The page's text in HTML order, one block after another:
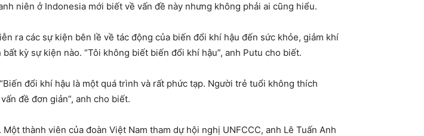
niên ở Indonesia mới biết về vấn đề này nhưng không phải ai cũng hiểu.
ra các sự kiện bên lề về tác động của biến đổi khí hậu đến sức khỏe, giảm khí
kỳ sự kiện nào. “Tôi không biết biến đổi khí hậu”, anh Putu cho biết.
đổi khí hậu là một quá trình và rất phức tạp. Người trẻ tuổi không thích
đề đơn giản”, anh cho biết.
thành viên của đoàn Việt Nam tham dự hội nghị UNFCCC, anh Lê Tuấn Anh